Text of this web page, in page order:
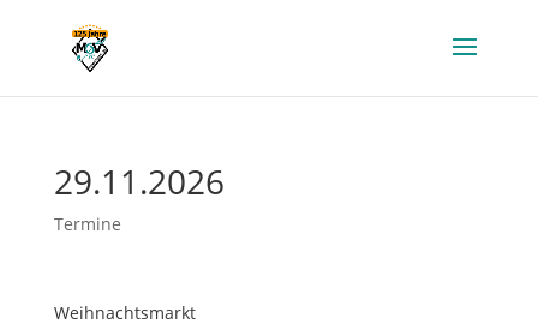
29.11.2026
Termine
Weihnachtsmarkt